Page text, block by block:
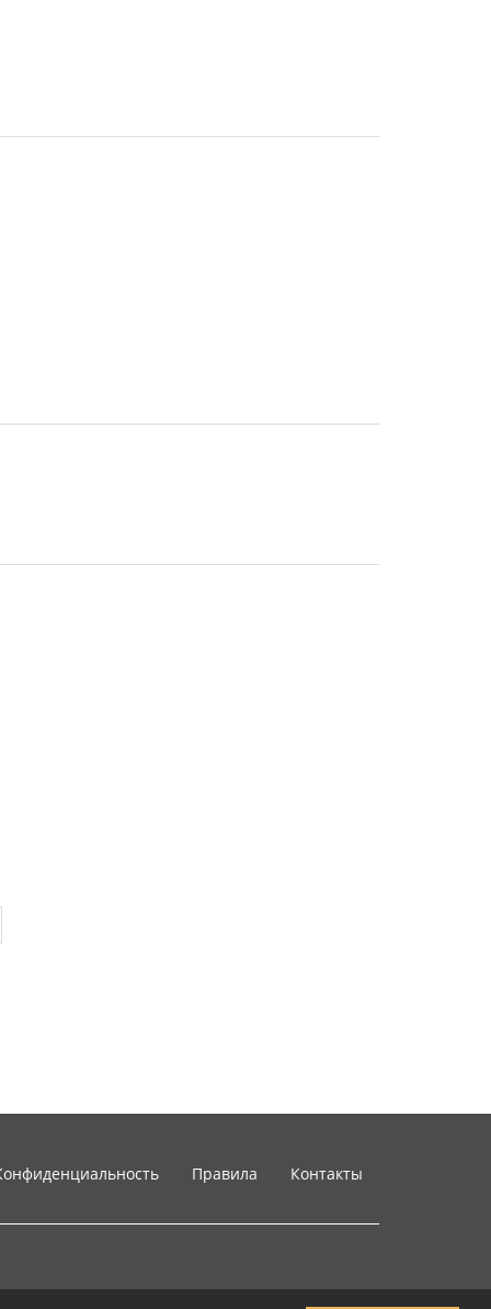
Правила Контакты